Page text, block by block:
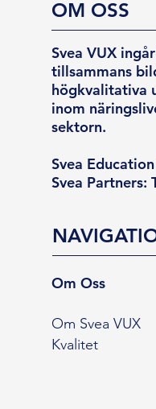
OM OSS
Svea VUX
tillsammans
högkvalitativa
inom
sektorn.
Svea
Svea Partners:
Om Oss
Om Svea VUX
Kvalitet